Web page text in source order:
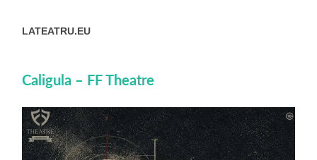
LATEATRU.EU
Caligula – FF Theatre